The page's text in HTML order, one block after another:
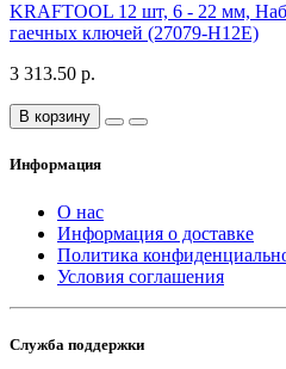
KRAFTOOL 12 шт, 6 - 22 мм,
гаечных ключей (27079-H12E)
3 313.50 р.
В корзину
Информация
О нас
Информация о доставке
Политика
Условия соглашения
Служба поддержки